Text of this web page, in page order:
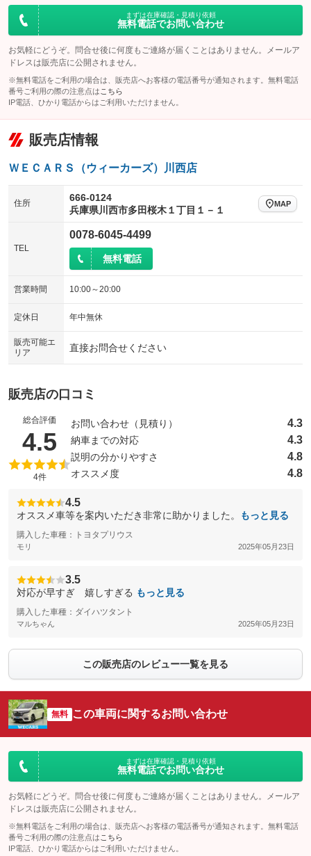
まずは在庫確認・見積り依頼
無料電話でお問い合わせ
お気軽にどうぞ。問合せ後に何度もご連絡が届くことはありません。メールア
ドレスは販売店に公開されません。
※無料電話をご利用の場合は、販売店へお客様の電話番号が通知されます。無料電話
番号ご利用の際の注意点は こちら
IP電話、ひかり電話からはご利用いただけません。
販売店情報
ＷＥＣＡＲＳ（ウィーカーズ）川西店
住所
666-0124
兵庫県川西市多田桜木１丁目１－１
MAP
TEL
0078-6045-4499
無料電話
営業時間 10:00～20:00
定休日 年中無休
販売可能エ
リア
直接お問合せください
販売店の口コミ
総合評価
4.5 （5点満点中）
4件
お問い合わせ（見積り） 4.3
納車までの対応 4.3
説明の分かりやすさ 4.8
オススメ度 4.8
4.5
オススメ車等を案内いただき非常に助かりました。 もっと見る
購入した車種：トヨタプリウス
モリ 2025年05月23日
3.5
対応が早すぎ 嬉しすぎる もっと見る
購入した車種：ダイハツタント
マルちゃん 2025年05月23日
この販売店のレビュー一覧を見る
無料 この車両に関するお問い合わせ
まずは在庫確認・見積り依頼
無料電話でお問い合わせ
お気軽にどうぞ。問合せ後に何度もご連絡が届くことはありません。メールア
ドレスは販売店に公開されません。
※無料電話をご利用の場合は、販売店へお客様の電話番号が通知されます。無料電話
番号ご利用の際の注意点は こちら
IP電話、ひかり電話からはご利用いただけません。